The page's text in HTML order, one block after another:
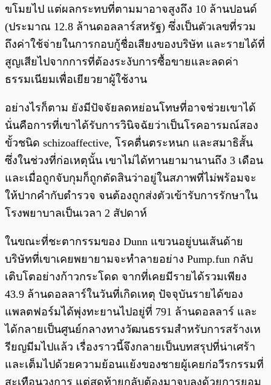
ขโมยไป แต่ผลกระทบที่ตามมาอาจสูงถึง 10 ล้านปอนด์
(ประมาณ 12.8 ล้านดอลลาร์สหรัฐ) ซึ่งเป็นตัวเลขที่รวม
ถึงค่าใช้จ่ายในการกอบกู้ชื่อเสียงของบริษัท และรายได้ที่
สูญเสียไปจากการที่ต้องระงับการซื้อขายและลดค่า
ธรรมเนียมเพื่อเยียวยาผู้ใช้งาน
อย่างไรก็ตาม ยังมีปัจจัยลดหย่อนโทษที่อาจช่วยเขาได้
นั่นคือการที่เขาได้รับการวินิจฉัยว่าเป็นโรคอารมณ์สอง
ขั้วชนิด schizoaffective, โรคตื่นตระหนก และสมาธิสั้น
ซึ่งในช่วงที่ก่อเหตุนั้น เขาไม่ได้ทานยามานานถึง 3 เดือน
และเมื่อถูกจับกุมก็ถูกตัดสินว่าอยู่ในสภาพที่ไม่พร้อมจะ
ให้ปากคำกับตำรวจ จนต้องถูกส่งตัวเข้ารับการรักษาใน
โรงพยาบาลเป็นเวลา 2 สัปดาห์
ในขณะที่ชะตากรรมของ Dunn แขวนอยู่บนเส้นด้าย
บริษัทที่เขาเคยพยายามจะทำลายอย่าง Pump.fun กลับ
เติบโตอย่างก้าวกระโดด จากที่เคยมีรายได้รวมเพียง
43.9 ล้านดอลลาร์ในวันที่เกิดเหตุ ปัจจุบันรายได้ของ
แพลตฟอร์มได้พุ่งทะยานไปอยู่ที่ 791 ล้านดอลลาร์ และ
ได้กลายเป็นศูนย์กลางทางวัฒนธรรมสำหรับการสร้างเห
รียญมีมไปแล้ว เรื่องราวนี้จึงกลายเป็นบทสรุปที่น่าเศร้า
และเต็มไปด้วยความย้อนแย้งของชายผู้เคยก่อวีรกรรมที่
สะเทือนวงการ แต่สุดท้ายกลับต้องมาจบลงด้วยการยอม